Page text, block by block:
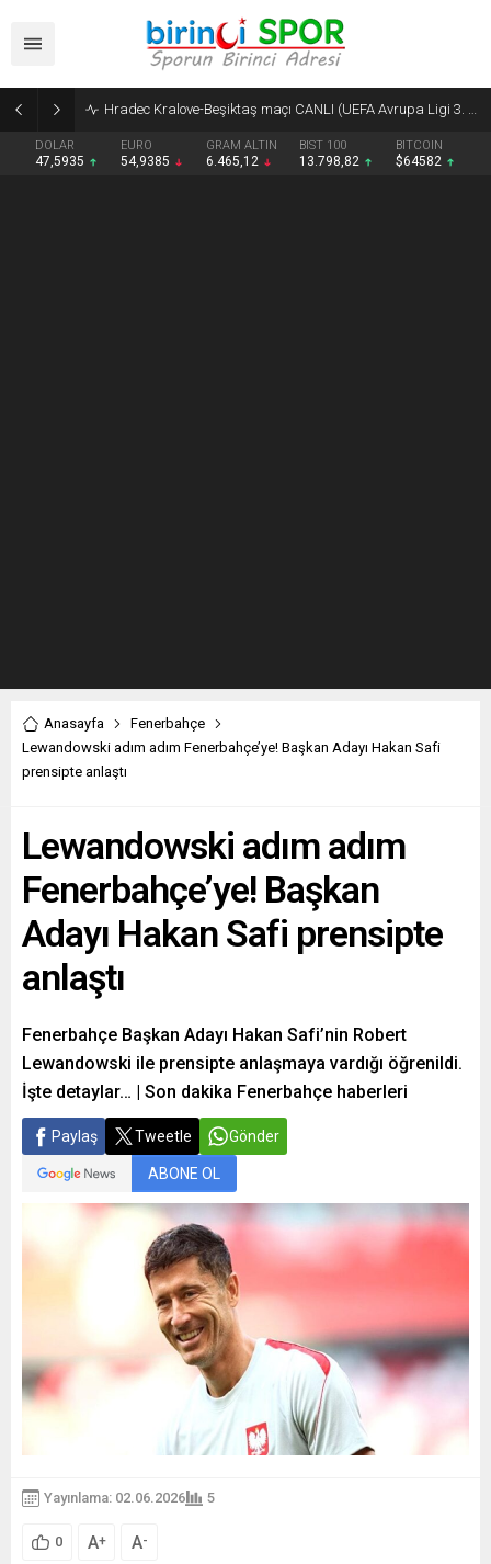
Transfer tahtası açılır açılmaz 4 oyuncuyla anlaştılar
DOLAR
47,5935
EURO
54,9385
GRAM ALTIN
6.465,12
BIST 100
13.798,82
BITCOIN
$64582
Anasayfa
Fenerbahçe
Lewandowski adım adım Fenerbahçe’ye! Başkan Adayı Hakan Safi
prensipte anlaştı
Lewandowski adım adım
Fenerbahçe’ye! Başkan
Adayı Hakan Safi prensipte
anlaştı
Fenerbahçe Başkan Adayı Hakan Safi’nin Robert
Lewandowski ile prensipte anlaşmaya vardığı öğrenildi.
İşte detaylar… | Son dakika Fenerbahçe haberleri
Paylaş Tweetle Gönder
ABONE OL
Yayınlama: 02.06.2026 5
0 A+ A-